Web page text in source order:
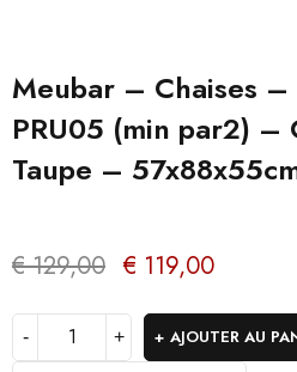
Meubar – Chaises –
PRU05 (min par2)
Taupe –
€129,00 € 119,00
AJOUTER AU